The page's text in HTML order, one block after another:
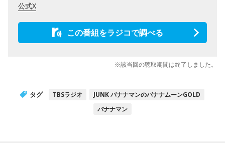
公式X
この番組をラジコで調べる
※該当回の聴取期間は終了しました。
タグ TBSラジオ
JUNK バナナマンのバナナムーンGOLD
バナナマン